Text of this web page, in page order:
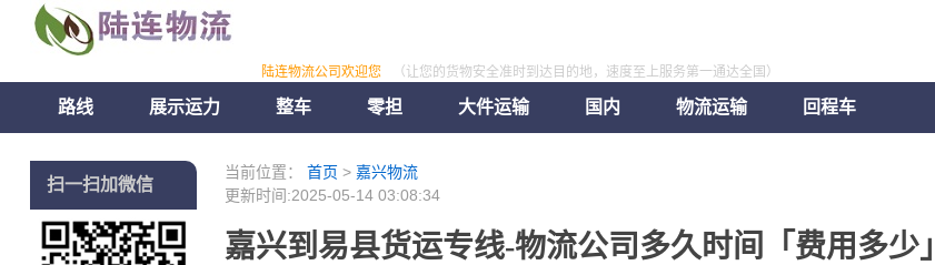
陆连物流公司欢迎您 （让您的货物安全准时到达目的地，速度至上服务第一通达全国）
路线 展示运力 整车 零担 大件运输 国内 物流运输 回程车
当前位置： 首页 > 嘉兴物流
更新时间:2025-05-14 03:08:34
嘉兴到易县货运专线-物流公司多久时间「费用多少」
扫一扫加微信